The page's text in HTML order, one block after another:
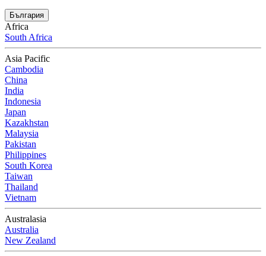
България
Africa
South Africa
Asia Pacific
Cambodia
China
India
Indonesia
Japan
Kazakhstan
Malaysia
Pakistan
Philippines
South Korea
Taiwan
Thailand
Vietnam
Australasia
Australia
New Zealand